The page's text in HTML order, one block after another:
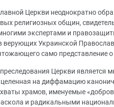
Церкви неоднократно
религиозных общин,
экспертами и
Украинской
само представление
Церкви является
на диффамацию
храмов, именуемые
и радикальными